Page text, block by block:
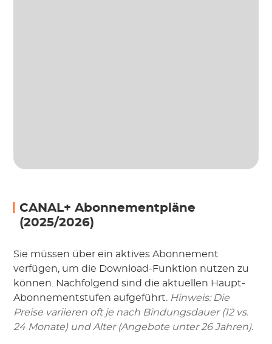
CANAL+ Abonnementpläne
(2025/2026)
Sie müssen über ein aktives Abonnement
verfügen, um die Download-Funktion nutzen zu
können. Nachfolgend sind die aktuellen Haupt-
Abonnementstufen aufgeführt. Hinweis: Die
Preise variieren oft je nach Bindungsdauer (12 vs.
24 Monate) und Alter (Angebote unter 26 Jahren).